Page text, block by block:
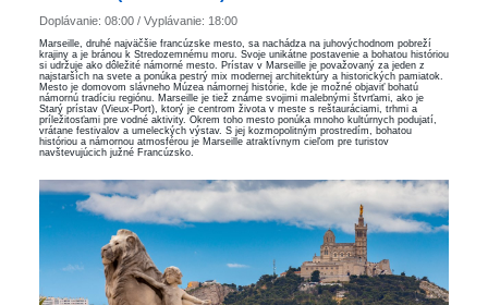
Doplávanie: 08:00 / Vyplávanie: 18:00
Marseille, druhé najväčšie francúzske mesto, sa nachádza na juhovýchodnom pobreží
krajiny a je bránou k Stredozemnému moru. Svoje unikátne postavenie a bohatou históriou
si udržuje ako dôležité námorné mesto. Prístav v Marseille je považovaný za jeden z
najstarších na svete a ponúka pestrý mix modernej architektúry a historických pamiatok.
Mesto je domovom slávneho Múzea námornej histórie, kde je možné objaviť bohatú
námornú tradíciu regiónu. Marseille je tiež známe svojimi malebnými štvrťami, ako je
Starý prístav (Vieux-Port), ktorý je centrom života v meste s reštauráciami, trhmi a
príležitosťami pre vodné aktivity. Okrem toho mesto ponúka mnoho kultúrnych podujatí,
vrátane festivalov a umeleckých výstav. S jej kozmopolitným prostredím, bohatou
históriou a námornou atmosférou je Marseille atraktívnym cieľom pre turistov
navštevujúcich južné Francúzsko.